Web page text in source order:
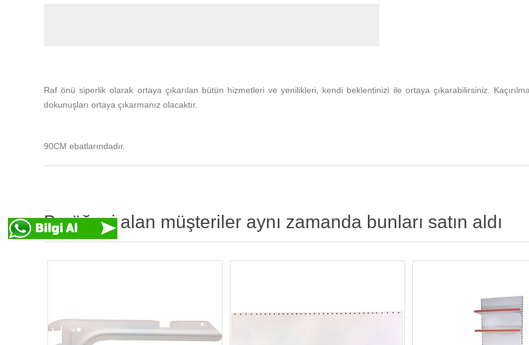
Raf önü siperlik olarak ortaya çıkarılan bütün hizmetleri ve yenilikleri, kendi beklentinizi ile ortaya çıkarabilirsiniz.
dokunuşları ortaya çıkarmanız olacaktır.
90CM ebatlarındadır.
Bu öğeyi alan müşteriler aynı zamanda bunları satın aldı